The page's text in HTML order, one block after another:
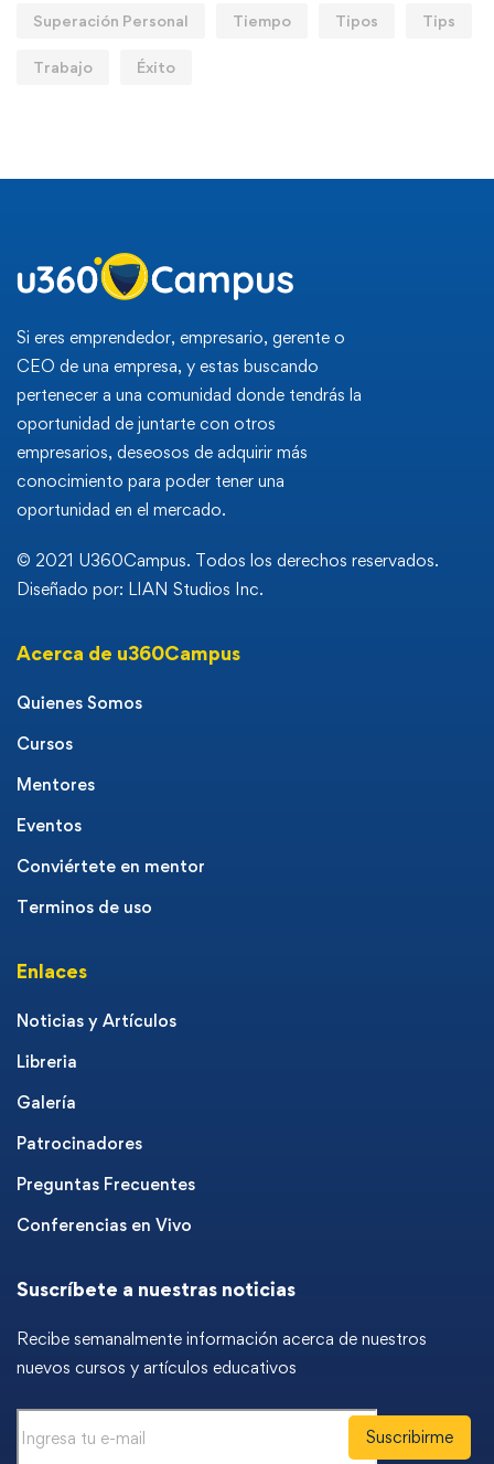
Superación Personal Tiempo Tipos Tips
Trabajo Éxito
Si eres emprendedor, empresario, gerente o
CEO de una empresa, y estas buscando
pertenecer a una comunidad donde tendrás la
oportunidad de juntarte con otros
empresarios, deseosos de adquirir más
conocimiento para poder tener una
oportunidad en el mercado.
© 2021 U360Campus. Todos los derechos reservados.
Diseñado por: LIAN Studios Inc.
Acerca de u360Campus
Quienes Somos
Cursos
Mentores
Eventos
Conviértete en mentor
Terminos de uso
Enlaces
Noticias y Artículos
Libreria
Galería
Patrocinadores
Preguntas Frecuentes
Conferencias en Vivo
Suscríbete a nuestras noticias
Recibe semanalmente información acerca de nuestros
nuevos cursos y artículos educativos
Suscribirme